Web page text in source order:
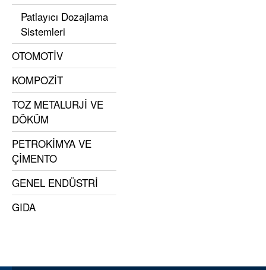
Patlayıcı Dozajlama
Sistemleri
OTOMOTİV
KOMPOZİT
TOZ METALURJİ VE
DÖKÜM
PETROKİMYA VE
ÇİMENTO
GENEL ENDÜSTRİ
GIDA